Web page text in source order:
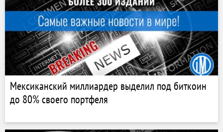
Мексиканский миллиардер выделил под биткоин
до 80% своего портфеля